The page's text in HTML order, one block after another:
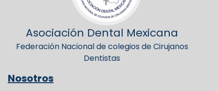
Asociación Dental Mexicana
Federación Nacional de colegios de Cirujanos
Dentistas
Nosotros